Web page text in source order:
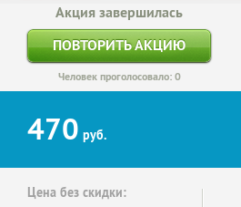
Акция завершилась
ПОВТОРИТЬ АКЦИЮ
Человек проголосовало: 0
470 руб.
Цена без скидки: